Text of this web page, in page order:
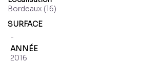
Bordeaux (16)
SURFACE
-
ANNÉE
2016